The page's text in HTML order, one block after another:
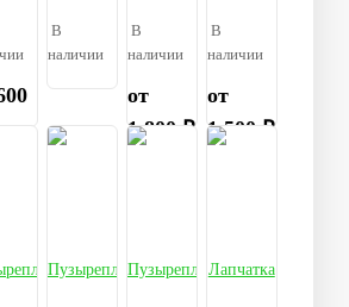
В
наличии
В
наличии
от
1 800 ₽
В
наличии
от
1 500 ₽